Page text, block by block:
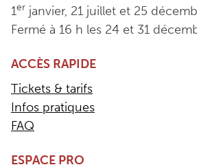
1er janvier, 21 juillet et 25
Fermé à 16 h les 24 et 31
ACCÈS RAPIDE
Tickets & tarifs
Infos pratiques
FAQ
ESPACE PRO